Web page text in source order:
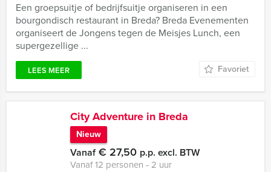
Een groepsuitje of bedrijfsuitje organiseren in een
bourgondisch restaurant in Breda? Breda Evenementen
organiseert de Jongens tegen de Meisjes Lunch, een
supergezellige ...
LEES MEER Favoriet
City Adventure in Breda
Nieuw
Vanaf€ 27,50 p.p. excl. BTW
Vanaf 12 personen ‐ 2 uur